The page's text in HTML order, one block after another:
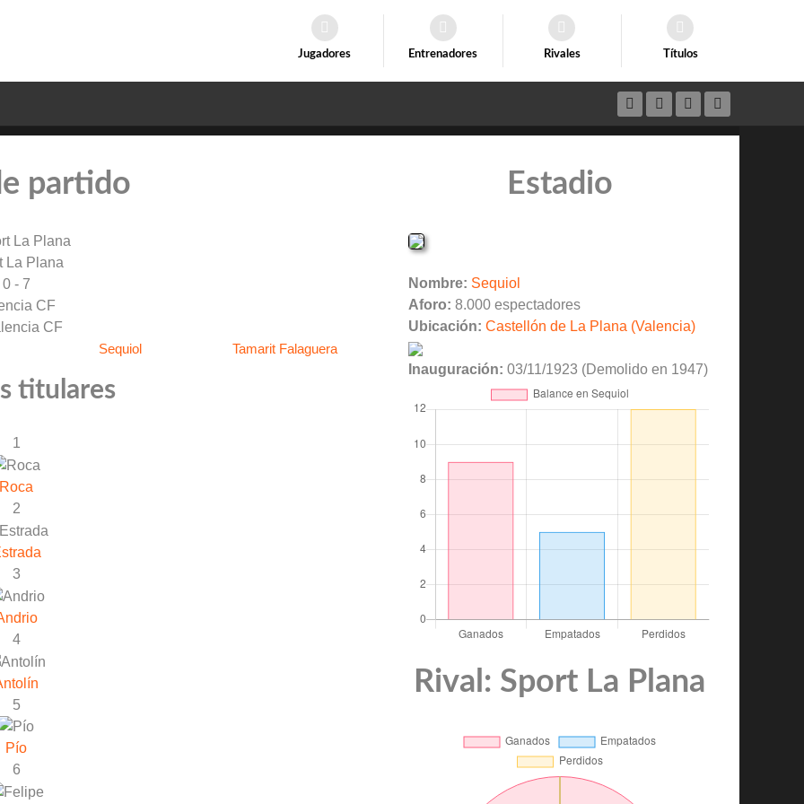
Jugadores Entrenadores Rivales Títulos
partido
La Plana
0 - 7
CF
Sequiol Tamarit Falaguera
titulares
1
Roca
2
3
4
5
Pío
6
Estadio
Nombre: Sequiol
Aforo: 8.000 espectadores
Ubicación: Castellón de La Plana (Valencia)
Inauguración: 03/11/1923 (Demolido en 1947)
Rival: Sport La Plana